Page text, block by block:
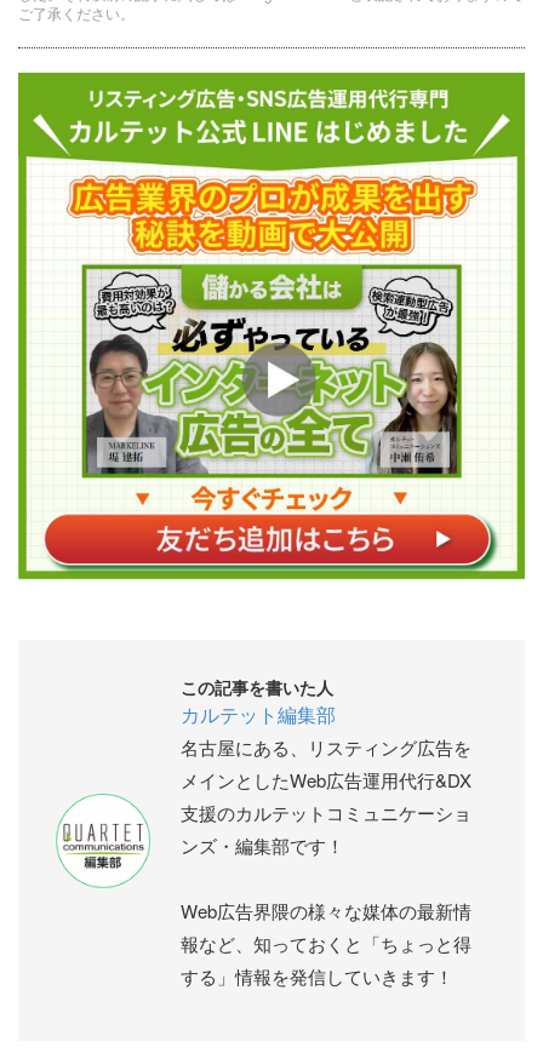
ご了承ください。
この記事を書いた人
カルテット編集部
名古屋にある、リスティング広告を
メインとしたWeb広告運用代行&DX
支援のカルテットコミュニケーショ
ンズ・編集部です！
Web広告界隈の様々な媒体の最新情
報など、知っておくと「ちょっと得
する」情報を発信していきます！